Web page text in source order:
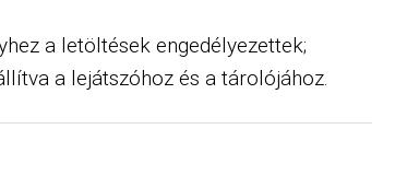
a letöltések engedélyezettek;
a lejátszóhoz és a tárolójához.